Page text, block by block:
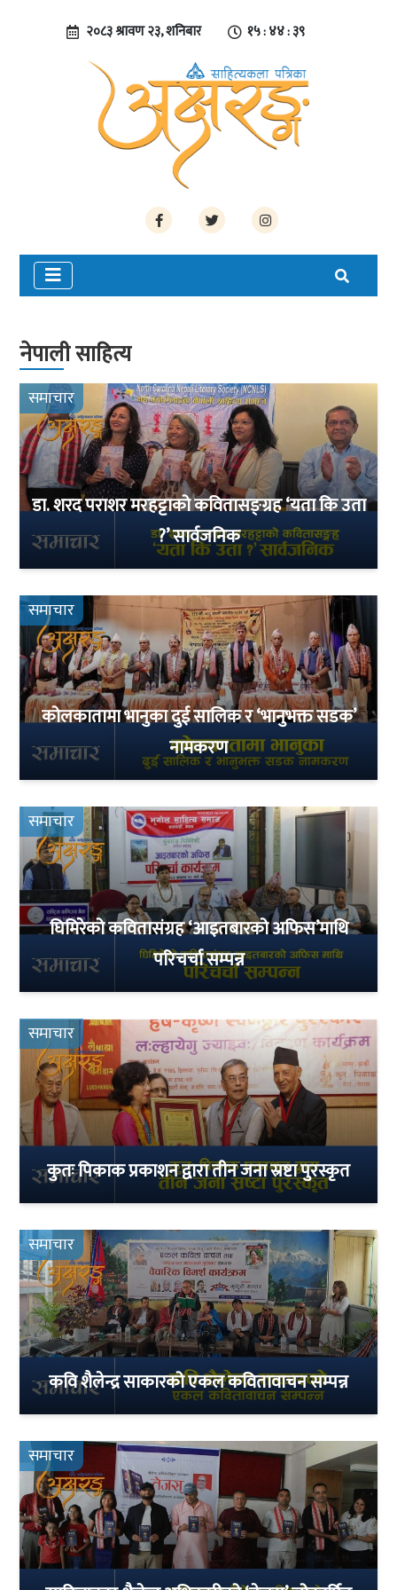
२०८३ श्रावण २३, शनिबार १५ : ४४ : ४०
नेपाली साहित्य
समाचार
डा. शरद पराशर मरहट्टाको कवितासङ्ग्रह ‘यता कि उता
?’ सार्वजनिक
समाचार
कोलकातामा भानुका दुई सालिक र ‘भानुभक्त सडक’
नामकरण
समाचार
घिमिरेको कवितासंग्रह ‘आइतबारको अफिस’माथि
परिचर्चा सम्पन्न
समाचार
कुतः पिकाक प्रकाशन द्वारा तीन जना स्रष्टा पुरस्कृत
समाचार
कवि शैलेन्द्र साकारको एकल कवितावाचन सम्पन्न
समाचार